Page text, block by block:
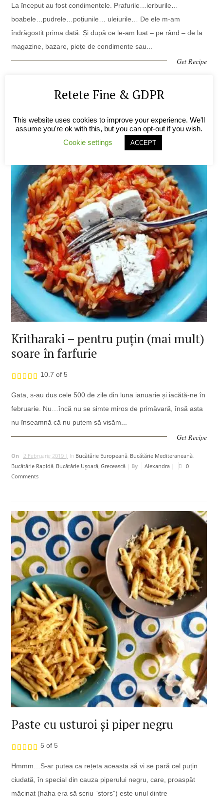
La început au fost condimentele. Prafurile…ierburile…
boabele…pudrele…poțiunile… uleiurile… De ele m-am
îndrăgostit prima dată. Și după ce le-am luat – pe rând – de la
magazine, bazare, piețe de condimente sau...
Get Recipe
Alexandra 0 Comments
Kritharaki – pentru puțin (mai mult)
soare în farfurie
10.7 of 5
Gata, s-au dus cele 500 de zile din luna ianuarie și iacătă-ne în
februarie. Nu…încă nu se simte miros de primăvară, însă asta
nu înseamnă că nu putem să visăm...
Get Recipe
On 2 Februarie 2019 | In Bucătărie Europeană, Bucătărie Mediteraneană,
Bucătărie Rapidă, Bucătărie Uşoară, Grecească| By Alexandra|
0
Comments
Paste cu usturoi și piper negru
5 of 5
Hmmm…S-ar putea ca rețeta aceasta să vi se pară cel puțin
ciudată, în special din cauza piperului negru, care, proaspăt
măcinat (haha era să scriu ”stors”) este unul dintre
Retete Fine & GDPR
This website uses cookies to improve your experience. We'll
assume you're ok with this, but you can opt-out if you wish.
Cookie settings
ACCEPT